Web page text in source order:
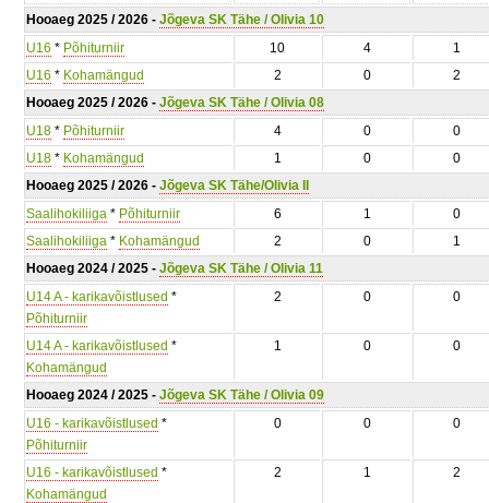
Hooaeg 2025 / 2026 - Jõgeva SK Tähe / Olivia 10
U16 * Põhiturniir 10 4
1
U16 * Kohamängud 2 0
2
Hooaeg 2025 / 2026 - Jõgeva SK Tähe / Olivia 08
U18 * Põhiturniir 4 0
0
U18 * Kohamängud 1 0
0
Hooaeg 2025 / 2026 - Jõgeva SK Tähe/Olivia II
Saalihokiliiga * Põhiturniir 6 1
0
Saalihokiliiga * Kohamängud 2 0
1
Hooaeg 2024 / 2025 - Jõgeva SK Tähe / Olivia 11
U14 A - karikavõistlused *
Põhiturniir
2 0 0
U14 A - karikavõistlused *
Kohamängud
1 0 0
Hooaeg 2024 / 2025 - Jõgeva SK Tähe / Olivia 09
U16 - karikavõistlused *
Põhiturniir
0 0 0
U16 - karikavõistlused *
Kohamängud
2 1 2